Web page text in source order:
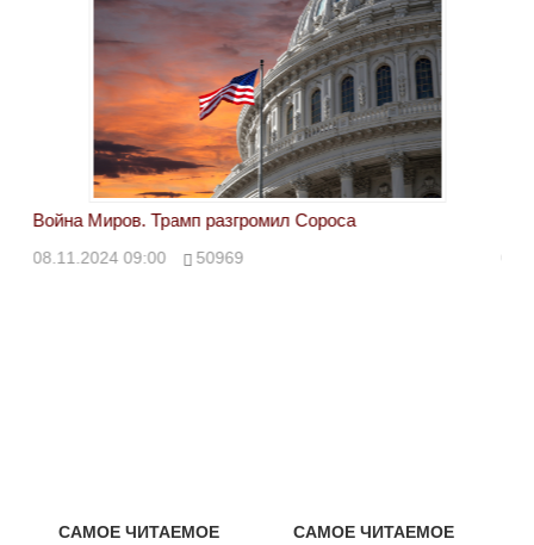
Война Миров. Трамп разгромил Сороса
08.11.2024 09:00 50969
САМОЕ ЧИТАЕМОЕ
САМОЕ ЧИТАЕМОЕ